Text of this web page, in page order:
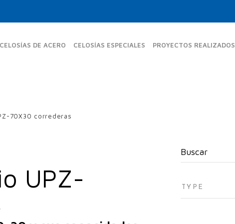
CELOSÍAS DE ACERO
UPO-350-FE
CELOSÍAS ESPECIALES PROYECTOS REALIZADOS
70X30 correderas
UPZ-
Buscar
Search